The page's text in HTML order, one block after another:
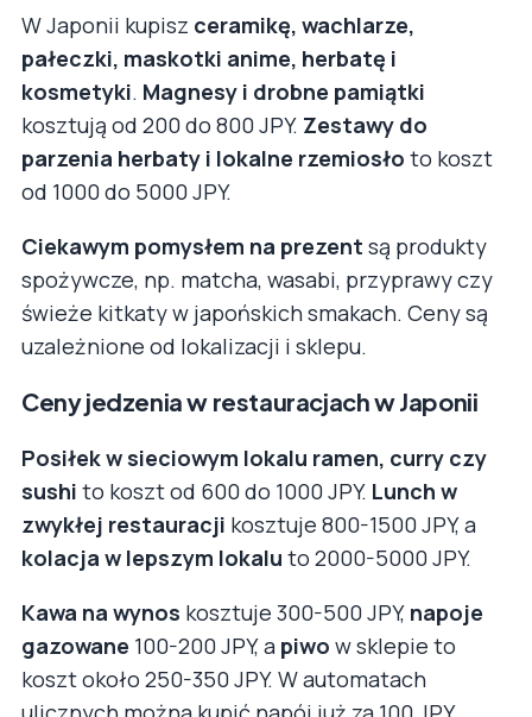
W Japonii kupisz ceramikę, wachlarze,
pałeczki, maskotki anime, herbatę i
kosmetyki. Magnesy i drobne pamiątki
kosztują od 200 do 800 JPY. Zestawy do
parzenia herbaty i lokalne rzemiosło to koszt
od 1000 do 5000 JPY.
Ciekawym pomysłem na prezent są produkty
spożywcze, np. matcha, wasabi, przyprawy czy
świeże kitkaty w japońskich smakach. Ceny są
uzależnione od lokalizacji i sklepu.
Ceny jedzenia w restauracjach w Japonii
Posiłek w sieciowym lokalu ramen, curry czy
sushi to koszt od 600 do 1000 JPY. Lunch w
zwykłej restauracji kosztuje 800-1500 JPY, a
kolacja w lepszym lokalu to 2000-5000 JPY.
Kawa na wynos kosztuje 300-500 JPY, napoje
gazowane 100-200 JPY, a piwo w sklepie to
koszt około 250-350 JPY. W automatach